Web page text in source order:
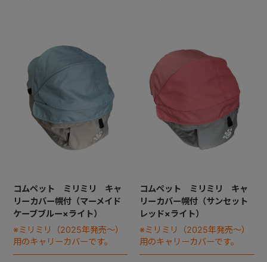
コムペット ミリミリ キャ
リーカバー幌付（マーメイド
ケーブブルー×ライト）
※ミリミリ（2025年発売～）
用のキャリーカバーです。
コムペット ミリミリ キャ
リーカバー幌付（サンセット
レッド×ライト）
※ミリミリ（2025年発売～）
用のキャリーカバーです。